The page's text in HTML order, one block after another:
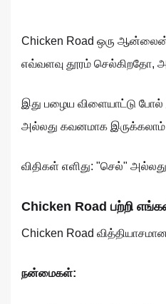
Chicken Road ஒரு
எவ்வளவு தூரம் செல்கிறதோ,
இது பழைய விளையாட்டு போல்
அல்லது கவனமாக
விதிகள் எளிது: "செல்"
Chicken Road பற்றி
Chicken Road
நன்மைகள்: